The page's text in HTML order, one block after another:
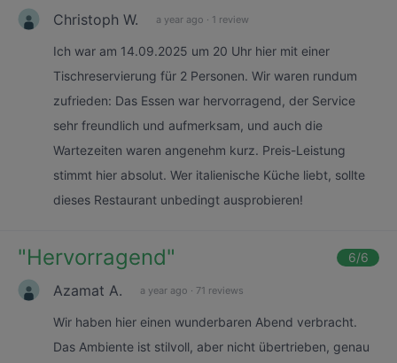
Christoph W. a year ago · 1 review
Ich war am 14.09.2025 um 20 Uhr hier mit einer
Tischreservierung für 2 Personen. Wir waren rundum
zufrieden: Das Essen war hervorragend, der Service
sehr freundlich und aufmerksam, und auch die
Wartezeiten waren angenehm kurz. Preis-Leistung
stimmt hier absolut. Wer italienische Küche liebt, sollte
dieses Restaurant unbedingt ausprobieren!
"Hervorragend" 6/6
Azamat A. a year ago · 71 reviews
Wir haben hier einen wunderbaren Abend verbracht.
Das Ambiente ist stilvoll, aber nicht übertrieben, genau